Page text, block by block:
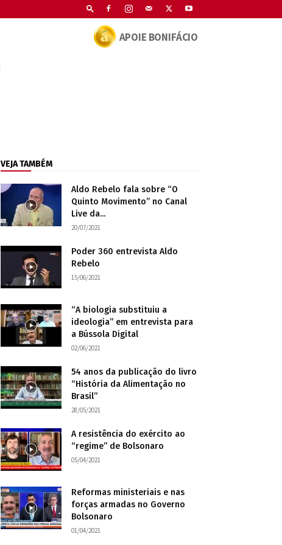
APOIE BONIFÁCIO
VEJA TAMBÉM
Aldo Rebelo fala sobre “O
Quinto Movimento” no Canal
Live da...
20/07/2021
Poder 360 entrevista Aldo
Rebelo
15/06/2021
“A biologia substituiu a
ideologia” em entrevista para
a Bússola Digital
02/06/2021
54 anos da publicação do livro
“História da Alimentação no
Brasil”
28/05/2021
A resistência do exército ao
“regime” de Bolsonaro
05/04/2021
Reformas ministeriais e nas
forças armadas no Governo
Bolsonaro
01/04/2021